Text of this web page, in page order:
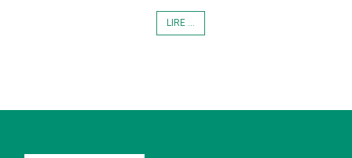
LIRE ...